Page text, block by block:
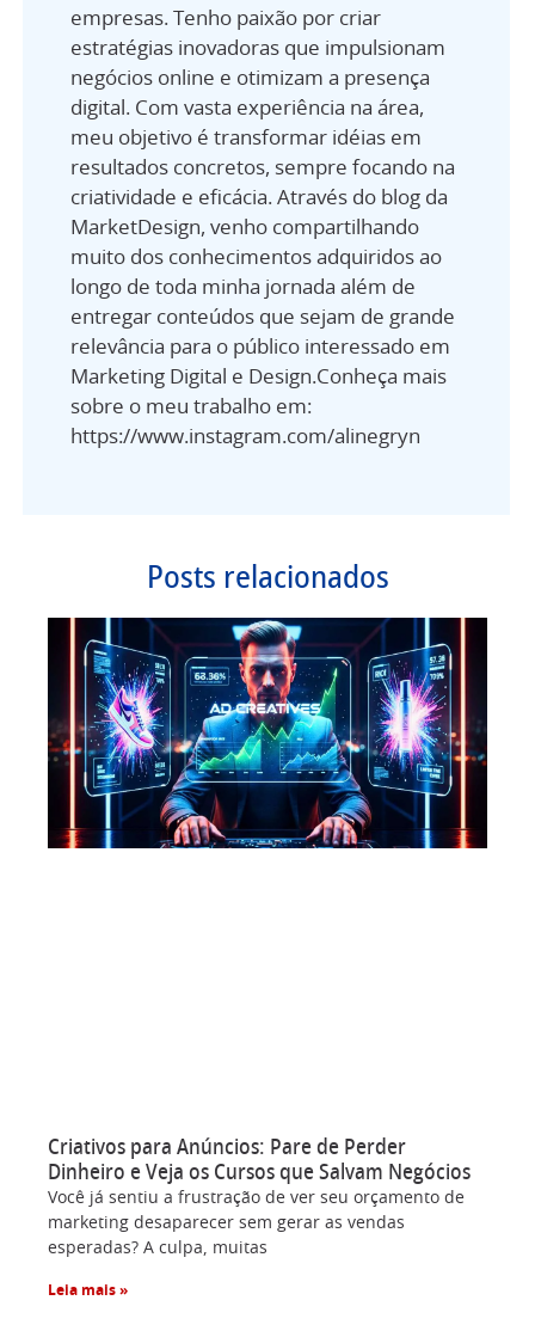
empresas. Tenho paixão por criar
estratégias inovadoras que impulsionam
negócios online e otimizam a presença
digital. Com vasta experiência na área,
meu objetivo é transformar idéias em
resultados concretos, sempre focando na
criatividade e eficácia. Através do blog da
MarketDesign, venho compartilhando
muito dos conhecimentos adquiridos ao
longo de toda minha jornada além de
entregar conteúdos que sejam de grande
relevância para o público interessado em
Marketing Digital e Design.Conheça mais
sobre o meu trabalho em:
https://www.instagram.com/alinegryn
Posts relacionados
Criativos para Anúncios: Pare de Perder
Dinheiro e Veja os Cursos que Salvam Negócios
Você já sentiu a frustração de ver seu orçamento de
marketing desaparecer sem gerar as vendas
esperadas? A culpa, muitas
Leia mais »